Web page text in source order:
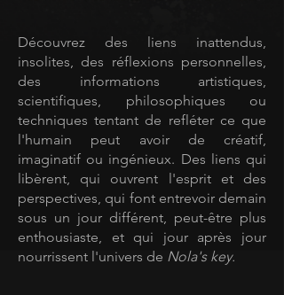
Découvrez des liens inattendus,
insolites, des réflexions personnelles,
des informations artistiques,
scientifiques, philosophiques ou
techniques tentant de refléter ce que
l'humain peut avoir de créatif,
imaginatif ou ingénieux. Des liens qui
libèrent, qui ouvrent l'esprit et des
perspectives, qui font entrevoir demain
sous un jour différent, peut-être plus
enthousiaste, et qui jour après jour
nourrissent l'univers de Nola's key.